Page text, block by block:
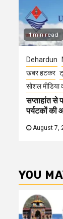
1 min read
Dehardun
खबर हटकर
सोशल मीडिया
सप्ताहांत से
पर्यटकों की
August 7,
YOU